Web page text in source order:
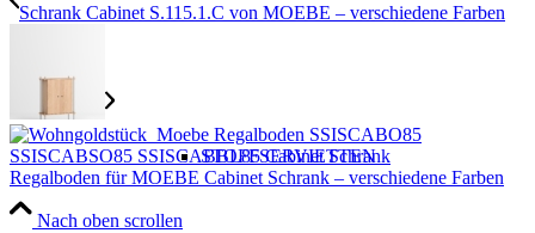
STOFFSERVIETTEN
Schrank Cabinet S.115.1.C von MOEBE – verschiedene Farben
Regalboden für MOEBE Cabinet Schrank – verschiedene Farben
Nach oben scrollen